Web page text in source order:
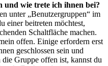
und wie trete ich ihnen bei?
unter „Benutzergruppen“ im
einer beitreten möchtest,
Schaltfläche machen.
offen. Einige erfordern erst
geschlossen sein und
Gruppe offen ist, kannst du